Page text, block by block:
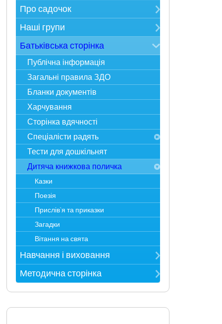
Зверніть увагу
Електронна реєстрація в ЗДО
Карта сайту
Про садочок
Контакти
Про нас
Фотоекскурсія
Адміністрація
Спеціалісти
Наше життя
Статті у ЗМІ
Досягнення і нагороди
Наші групи
Мудрійки
Розумники
Всезнайки
Несумуйки
Пустунчики
Фантазерики
Цікавинки
Батьківська сторінка
Публічна інформація
Загальні правила ЗДО
Бланки документів
Харчування
Сторінка вдячності
Спеціалісти радять
Педагогічна служба
Психологічна служба
Ай болить
Фізкульт-Ура
До-Мі-Солька
Логопед і Я
Вивчаємо English
Тести для дошкільнят
Дитяча книжкова поличка
Казки
Поезія
Прислів`я та приказки
Загадки
Вітання на свята
Навчання і виховання
Режим дня
Методична сторінка
Метод. рекомендації
Все для атестації